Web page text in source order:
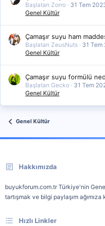
Başlatan Zorro 31 Tem
Genel Kültür
Çamaşır suyu ham
Başlatan ZeusNuts 31 Tem
Genel Kültür
Çamaşır suyu formülü
Başlatan Gecko 31 Tem
Genel Kültür
Genel Kültür
Hakkımızda
buyukforum.com.tr Türkiye'nin
tartışmak ve bilgi paylaşım
Hızlı Linkler